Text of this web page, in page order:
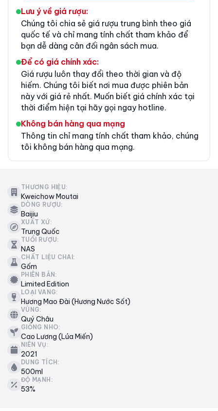
Lưu ý về giá rượu:
Chúng tôi chia sẻ giá rượu trung bình theo giá
quốc tế và chỉ mang tính chất tham khảo để
bạn dễ dàng cân đối ngân sách mua.
Để có giá chính xác:
Giá rượu luôn thay đổi theo thời gian và độ
hiếm. Chúng tôi biết nơi mua được phiên bản
này với giá rẻ nhất. Muốn biết giá chính xác tại
thời điểm hiện tại hãy gọi ngay hotline.
Không bán hàng qua mạng
Thông tin chỉ mang tính chất tham khảo, chúng
tôi không bán hàng qua mạng.
THƯƠNG HIỆU:
Kweichow Moutai
DÒNG RƯỢU:
Baijiu
XUẤT XỨ:
Trung Quốc
TUỔI RƯỢU:
NAS
CHẤT LIỆU CHAI:
Gốm
PHIÊN BẢN:
Limited Edition
LOẠI VANG:
Hương Mao Đài (Hương Nước Sốt)
VÙNG:
Quý Châu
GIỐNG NHO:
Cao Lương (Lúa Miến)
NIÊN VỤ:
2021
DUNG TÍCH:
500ml
ĐỘ MẠNH:
53%